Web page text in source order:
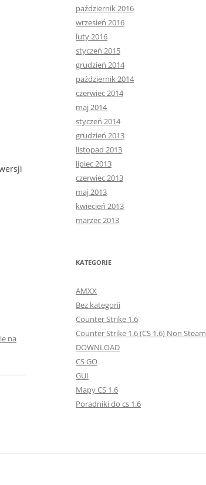
na
październik 2016
wrzesień 2016
luty 2016
styczeń 2015
grudzień 2014
październik 2014
czerwiec 2014
maj 2014
styczeń 2014
grudzień 2013
listopad 2013
lipiec 2013
czerwiec 2013
maj 2013
kwiecień 2013
marzec 2013
KATEGORIE
AMXX
Bez kategorii
Counter Strike 1.6
Counter Strike 1.6 (CS 1.6) Non Steam
DOWNLOAD
CS GO
GUI
Mapy CS 1.6
Poradniki do cs 1.6